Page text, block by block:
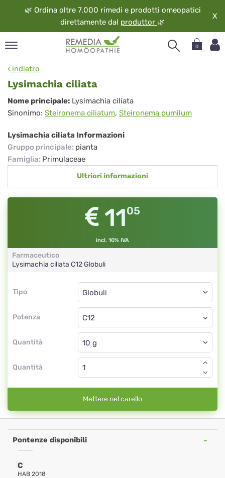
🌿 Ordina oltre 7.000 rimedi e prodotti omeopatici
direttamente dal produttor 🌿
X
0
indietro
Lysimachia ciliata
Lysimachia
ciliata
Nome principale: Lysimachia ciliata
Sinonimo: Steironema ciliatum, Steironema pumilum
Lysimachia ciliata Informazioni
Gruppo principale: pianta
Famiglia: Primulaceae
Ultriori informazioni
1105
incl. 10% IVA
Farmaceutico
Lysimachia ciliata C12Globuli
Tipo
Tipo
Potenza
Globuli
C12
Quantità
Globuli
Quantità
Mettere nel carello
Pontenze disponibili
C
HAB 2018